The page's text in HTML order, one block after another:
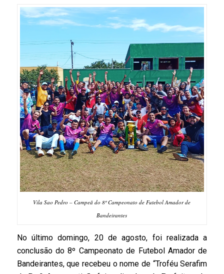
Vila Sao Pedro – Campeã do 8º Campeonato de Futebol Amador de
Bandeirantes
No último domingo, 20 de agosto, foi realizada a
conclusão do 8º Campeonato de Futebol Amador de
Bandeirantes, que recebeu o nome de “Troféu Serafim